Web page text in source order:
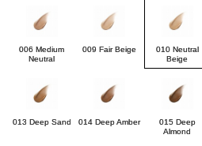
006 Medium
Neutral
009 Fair Beige
010 Neutral
Beige
013 Deep Sand 014 Deep Amber
015 Deep
Almond